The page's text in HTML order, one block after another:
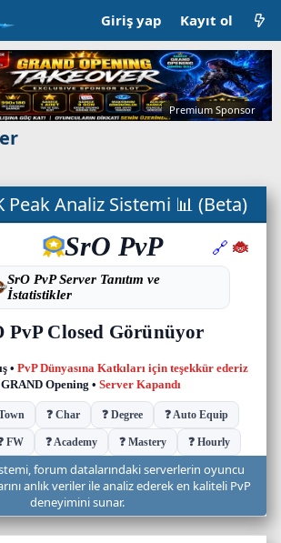
Giriş yap Kayıt ol
Premium Sponsor
Peak Analiz Sistemi 📊 (Beta)
forum datalarındaki serverlerin oyuncu
anlık veriler ile analiz ederek en kaliteli PvP
deneyimini sunar.